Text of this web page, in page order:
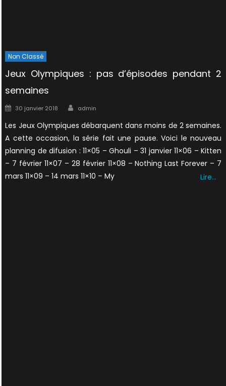
Non Classé
Jeux Olympiques : pas d’épisodes pendant 2
semaines
Posted
30 janvier 2018 Author
admin
Les Jeux Olympiques débarquent dans moins de 2 semaines.
A cette occasion, la série fait une pause. Voici le nouveau
planning de difusion : 11×05 – Ghouli – 31 janvier 11×06 – Kitten
– 7 février 11×07 – 28 février 11×08 – Nothing Last Forever – 7
mars 11×09 – 14 mars 11×10 – My
Lire…